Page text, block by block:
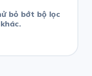
bỏ bớt bộ lọc